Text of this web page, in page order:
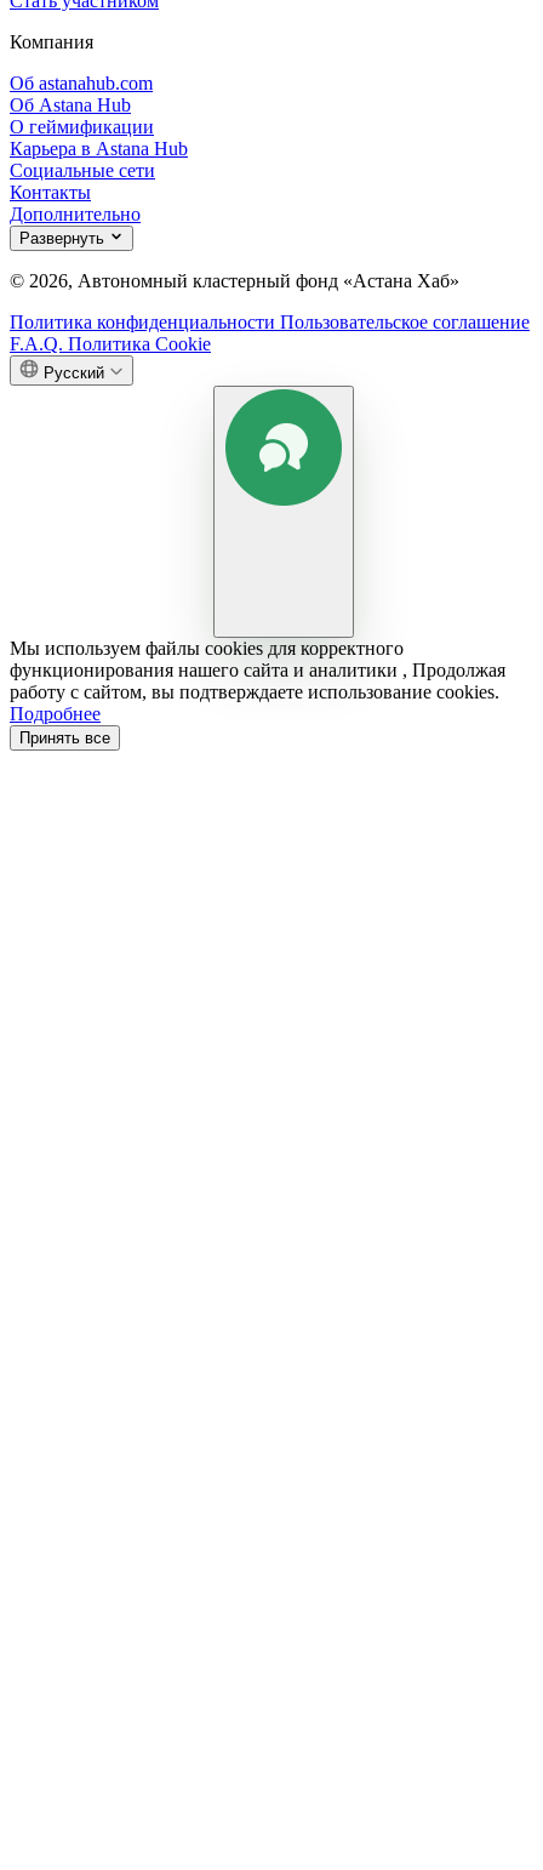
Компания
Об astanahub.com
Об Astana Hub
О геймификации
Карьера в Astana Hub
Социальные сети
Контакты
Дополнительно
Развернуть
© 2026, Автономный кластерный фонд «Астана Хаб»
Политика конфиденциальности Пользовательское соглашение
F.A.Q. Политика Cookie
Русский
Мы используем файлы cookies для корректного
функционирования нашего сайта и аналитики , Продолжая
работу с сайтом, вы подтверждаете использование cookies.
Подробнее
Принять все